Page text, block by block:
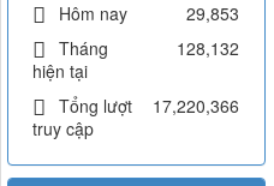
Hôm nay
29,853
Tháng
hiện tại
128,132
Tổng lượt
truy cập
17,220,366